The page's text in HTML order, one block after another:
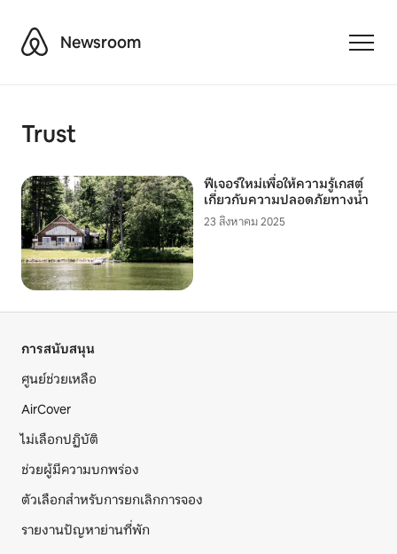
AirbnbNewsroom
Trust
ฟีเจอร์ใหม่เพื่อให้ความรู้เกสต์
เกี่ยวกับความปลอดภัยทางน้ำ
23 สิงหาคม 2025
การสนับสนุน
ศูนย์ช่วยเหลือ
AirCover
ไม่เลือกปฏิบัติ
ช่วยผู้มีความบกพร่อง
ตัวเลือกสำหรับการยกเลิกการจอง
รายงานปัญหาย่านที่พัก